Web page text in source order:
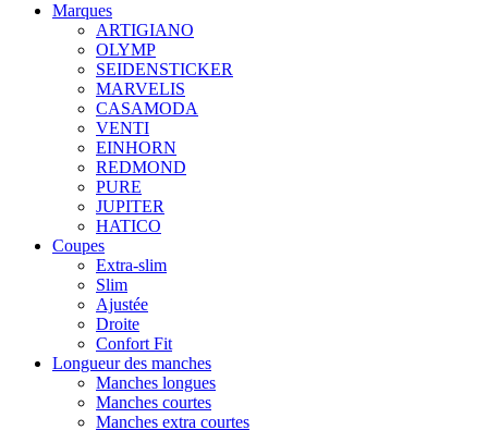
Marques
ARTIGIANO
OLYMP
SEIDENSTICKER
MARVELIS
CASAMODA
VENTI
EINHORN
REDMOND
PURE
JUPITER
HATICO
Coupes
Extra-slim
Slim
Ajustée
Droite
Confort Fit
Longueur des manches
Manches longues
Manches courtes
Manches extra courtes